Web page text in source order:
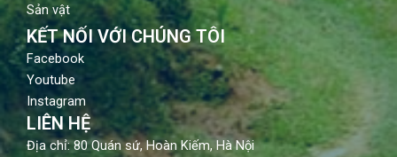
Sản vật
KẾT NỐI VỚI CHÚNG TÔI
Facebook
Youtube
Instagram
LIÊN HỆ
Địa chỉ: 80 Quán sứ, Hoàn Kiếm, Hà Nội